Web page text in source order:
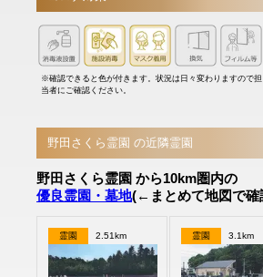
※確認できると色が付きます。状況は日々変わりますので担
当者にご確認ください。
野田さくら霊園 の近隣霊園
野田さくら霊園 から10km圏内の
優良霊園・墓地(←まとめて地図で確
霊園 2.51km 霊園 3.1km